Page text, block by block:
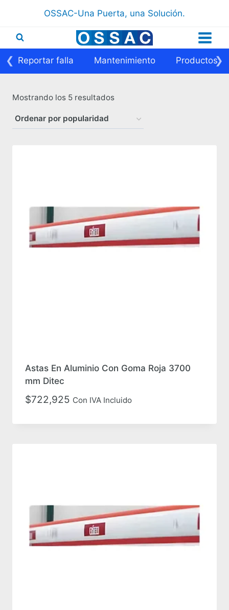
contenido
OSSAC-Una Puerta, una Solución.
Reportar falla Mantenimiento Productos
❮ ❯
Mostrando los 5 resultadosOrdenado
popularidad
Astas En Aluminio Con Goma Roja 3700
mm Ditec
$722,925 Con IVA Incluido